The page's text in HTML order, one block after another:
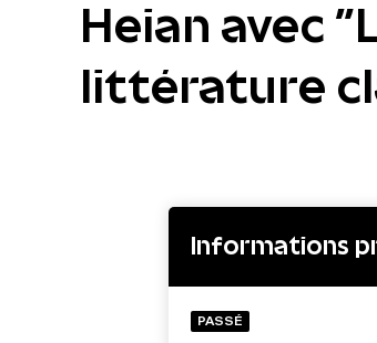
Heian avec
littérature
Informations
PASSÉ